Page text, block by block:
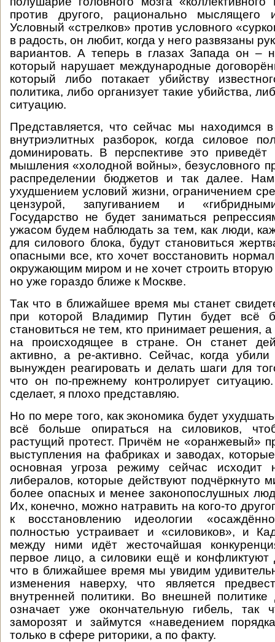
против другого, рационально мыслящего
Условный «стрелков» против условного
в радость, он любит, когда у него развязаны
вариантов. А теперь в глазах Запада он –
который нарушает международные
который либо потакает убийству
политика, либо организует такие убийства,
ситуацию.
Представляется, что сейчас мы находимся
внутриэлитных разборок, когда силовое
доминировать. В перспективе это приведёт
мышления «холодной войны», безусловного
распределении бюджетов и так далее.
ухудшением условий жизни, ограничением
цензурой, запугиванием и
Государство не будет заниматься
ужасом будем наблюдать за тем, как люди,
для силового блока, будут становиться
опасными все, кто хочет восстановить
окружающим миром и не хочет строить вторую
но уже гораздо ближе к Москве.
Так что в ближайшее время мы станет
при которой Владимир Путин будет всё
становиться не тем, кто принимает решения, а
на происходящее в стране. Он станет
активно, а ре-активно. Сейчас, когда
вынужден реагировать и делать шаги для
что он по-прежнему контролирует
сделает, я плохо представляю.
Но по мере того, как экономика будет
всё больше опираться на силовиков,
растущий протест. Причём не «оранжевый»
выступления на фабриках и заводах,
основная угроза режиму сейчас исходит
либералов, которые действуют подчёркнуто
более опасных и менее законопослушных
Их, конечно, можно натравить на кого-то
к восстановлению идеологии
полностью устраивает и «силовиков», и
между ними идёт жесточайшая
первое лицо, а силовики ещё и конфликтуют
что в ближайшее время мы увидим
изменения наверху, что является
внутренней политики. Во внешней политике
означает уже окончательную гибель, так
заморозят и займутся «наведением
только в сфере риторики, а по факту.